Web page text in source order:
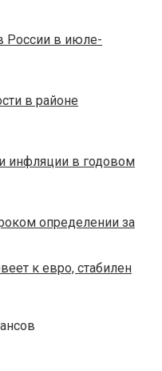
России в июле-
в районе
инфляции в годовом
определении за
к евро, стабилен